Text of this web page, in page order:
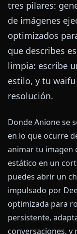
tres pilares:
de imágenes
optimizados
que describes
limpia: escribe
estilo, y tu
resolución.
Donde Anione se
en lo que ocurre
animar tu imagen
estático en un
puedes abrir un
impulsado por
optimizada para
persistente,
conversaciones, y